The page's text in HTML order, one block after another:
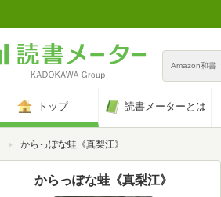
Amazon和書
トップ 読書メーターとは
トップからっぽな蛙《真梨江》
からっぽな蛙《真梨江》